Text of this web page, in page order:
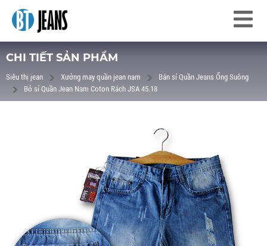
CHI TIẾT SẢN PHẨM
Siêu thị jean Xưởng may quần jean nam
Bán sỉ Quần Jeans Ống Suông
Bỏ sỉ Quần Jean Nam Coton Rách JSA 45.18